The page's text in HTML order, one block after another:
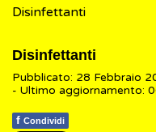
Disinfettanti
Disinfettanti
Pubblicato: 28 Febbraio
- Ultimo aggiornamento:
f Condividi